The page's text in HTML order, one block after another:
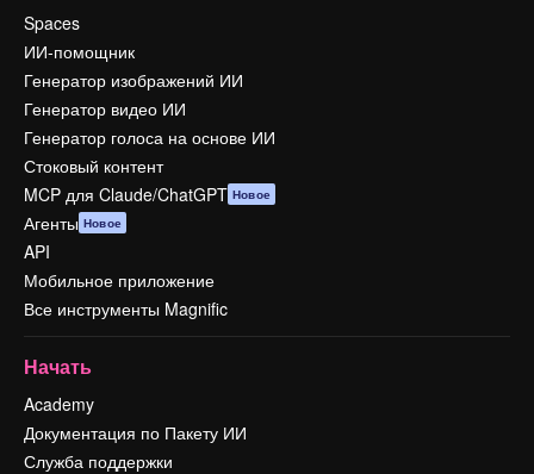
Spaces
ИИ-помощник
Генератор изображений ИИ
Генератор видео ИИ
Генератор голоса на основе ИИ
Стоковый контент
MCP для Claude/ChatGPT Новое
Агенты Новое
API
Мобильное приложение
Все инструменты Magnific
Начать
Academy
Документация по Пакету ИИ
Служба поддержки